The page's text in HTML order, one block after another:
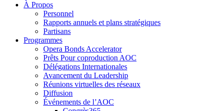
À Propos
Personnel
Rapports annuels et plans stratégiques
Partisans
Programmes
Opera Bonds Accelerator
Prêts Pour coproduction AOC
Délégations Internationales
Avancement du Leadership
Réunions virtuelles des réseaux
Diffusion
Événements de l’AOC